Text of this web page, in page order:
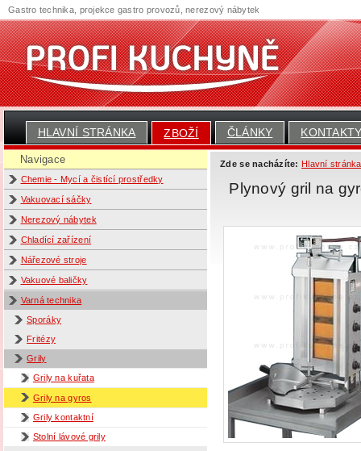
HLAVNÍ STRÁNKA ZBOŽÍ ČLÁNKY
Navigace
Chemie - Mycí a čistící prostředky
Vakuovací sáčky
Nerezový nábytek
Chladící zařízení
Nářezové stroje
Vakuové baličky
Varná technika
Sporáky
Fritézy
Grily
Grily na kuřata
Grily na gyros
Grily kontaktní
Stolní lávové grily
Zde se nacházíte: Hlavní stránka
Plynový gril na
Gastro technika, projekce gastro provozů, nerezový nábytek